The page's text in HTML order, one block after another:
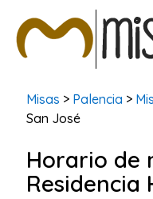
BUSCAR MISAS
Misas > Palencia >
San José
Horario de
Residencia